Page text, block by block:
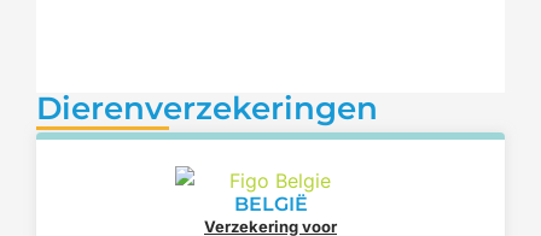
Dierenverzekeringen
BELGIË
Verzekering voor